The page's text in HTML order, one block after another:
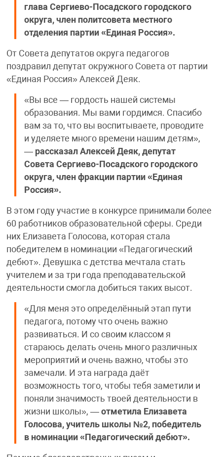
глава Сергиево-Посадского городского
округа, член политсовета местного
отделения партии «Единая Россия».
От Совета депутатов округа педагогов
поздравил депутат окружного Совета от партии
«Единая Россия» Алексей Деяк.
«Вы все — гордость нашей системы
образования. Мы вами гордимся. Спасибо
вам за то, что вы воспитываете, проводите
и уделяете много времени нашим детям»,
—рассказал Алексей Деяк, депутат
Совета Сергиево-Посадского городского
округа, член фракции партии «Единая
Россия».
В этом году участие в конкурсе принимали более
60 работников образовательной сферы. Среди
них Елизавета Голосова, которая стала
победителем в номинации «Педагогический
дебют». Девушка с детства мечтала стать
учителем и за три года преподавательской
деятельности смогла добиться таких высот.
«Для меня это определённый этап пути
педагога, потому что очень важно
развиваться. И со своим классом я
стараюсь делать очень много различных
мероприятий и очень важно, чтобы это
замечали. И эта награда даёт
возможность того, чтобы тебя заметили и
поняли значимость твоей деятельности в
жизни школы», — отметила Елизавета
Голосова, учитель школы №2, победитель
в номинации «Педагогический дебют».